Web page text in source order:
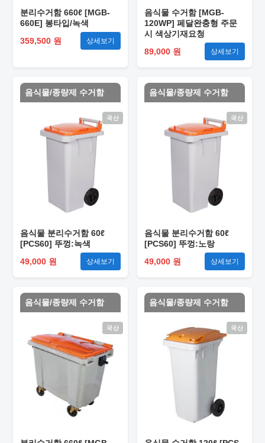
분리수거함 660ℓ [MGB-
660E] 봉타입/녹색
359,500 원
상세보기
음식물 수거함 [MGB-
120WP] 페달완충형 주문
시 색상기재요청
89,000 원
상세보기
음식물/종량제 수거함
국산
음식물 분리수거함 60ℓ
[PCS60] 뚜껑:녹색
49,000 원
상세보기
음식물/종량제 수거함
국산
음식물 분리수거함 60ℓ
[PCS60] 뚜껑:노랑
49,000 원
상세보기
음식물/종량제 수거함
국산
음식물/종량제 수거함
국산